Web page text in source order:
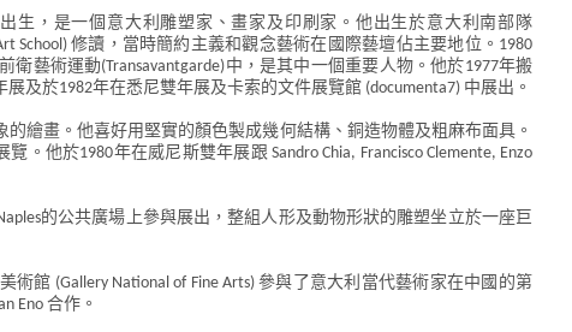
，是一個意大利雕塑家、畫家及印刷家。他出生於意大利南部隊
School) 修讀，當時簡約主義和觀念藝術在國際藝壇佔主要地位。1980
藝術運動(Transavantgarde)中，是其中一個重要人物。他於1977年搬
及於1982年在悉尼雙年展及卡索的文件展覽館 (documenta7) 中展出。
繪畫。他喜好用堅實的顏色製成幾何結構、銅造物體及粗麻布面具。
。他於1980年在威尼斯雙年展跟 Sandro Chia, Francisco Clemente, Enzo
的公共廣場上參與展出，整組人形及動物形狀的雕塑坐立於一座巨
館 (Gallery National of Fine Arts) 參與了意大利當代藝術家在中國的第
Eno 合作。